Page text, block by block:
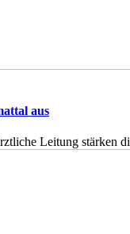
aus
Leitung